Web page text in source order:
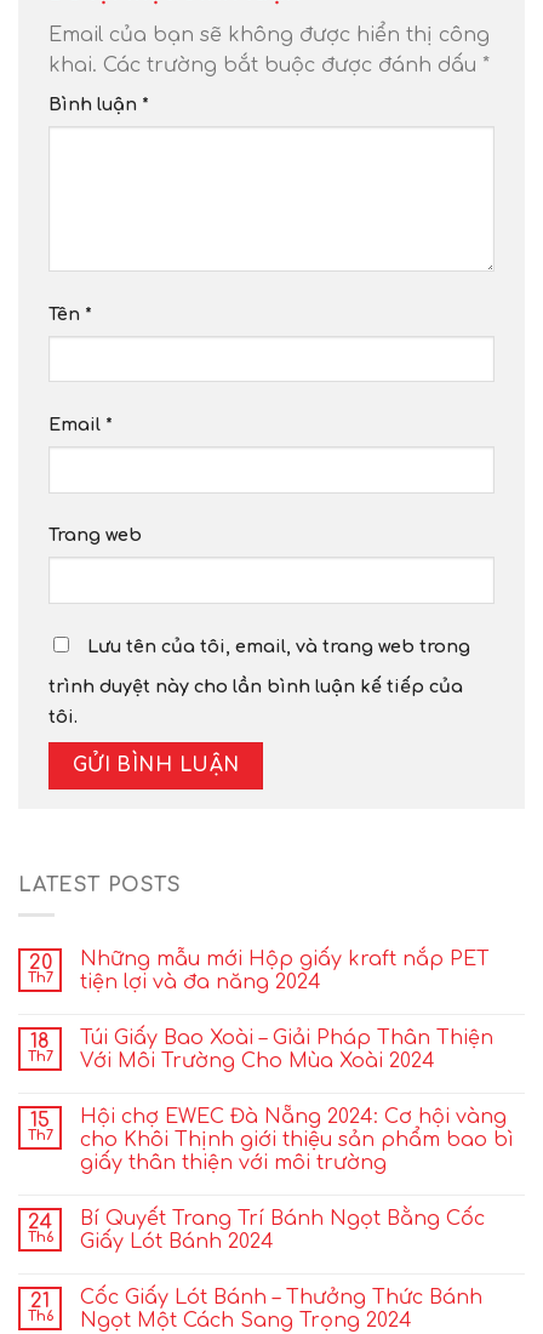
Email của bạn sẽ không được hiển thị công
khai. Các trường bắt buộc được đánh dấu *
Bình luận *
Tên *
Email *
Trang web
Lưu tên của tôi, email, và trang web trong
trình duyệt này cho lần bình luận kế tiếp của
tôi.
LATEST POSTS
20
Th7
Những mẫu mới Hộp giấy kraft nắp PET
tiện lợi và đa năng 2024
18
Th7
Túi Giấy Bao Xoài – Giải Pháp Thân Thiện
Với Môi Trường Cho Mùa Xoài 2024
15
Th7
Hội chợ EWEC Đà Nẵng 2024: Cơ hội vàng
cho Khôi Thịnh giới thiệu sản phẩm bao bì
giấy thân thiện với môi trường
24
Th6
Bí Quyết Trang Trí Bánh Ngọt Bằng Cốc
Giấy Lót Bánh 2024
21
Th6
Cốc Giấy Lót Bánh – Thưởng Thức Bánh
Ngọt Một Cách Sang Trọng 2024